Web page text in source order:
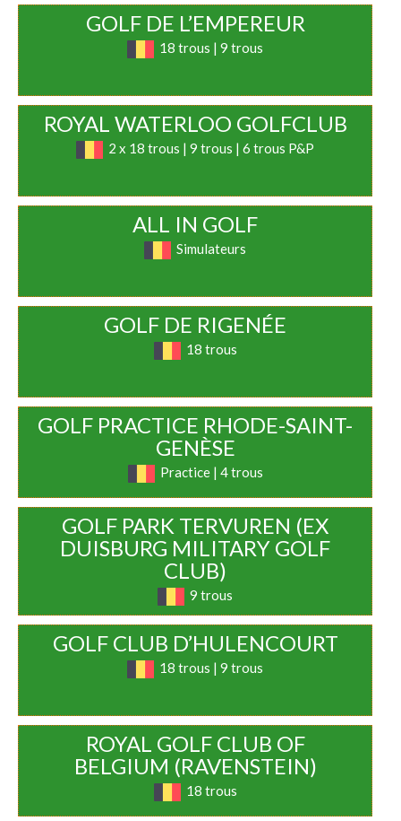
GOLF DE L’EMPEREUR
18 trous | 9 trous
ROYAL WATERLOO GOLFCLUB
2 x 18 trous | 9 trous | 6 trous P&P
ALL IN GOLF
Simulateurs
GOLF DE RIGENÉE
18 trous
GOLF PRACTICE RHODE-SAINT-
GENÈSE
Practice | 4 trous
GOLF PARK TERVUREN (EX
DUISBURG MILITARY GOLF
CLUB)
9 trous
GOLF CLUB D’HULENCOURT
18 trous | 9 trous
ROYAL GOLF CLUB OF
BELGIUM (RAVENSTEIN)
18 trous